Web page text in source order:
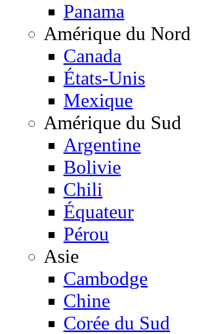
Panama
Amérique du Nord
Canada
États-Unis
Mexique
Amérique du Sud
Argentine
Bolivie
Chili
Équateur
Pérou
Asie
Cambodge
Chine
Corée du Sud